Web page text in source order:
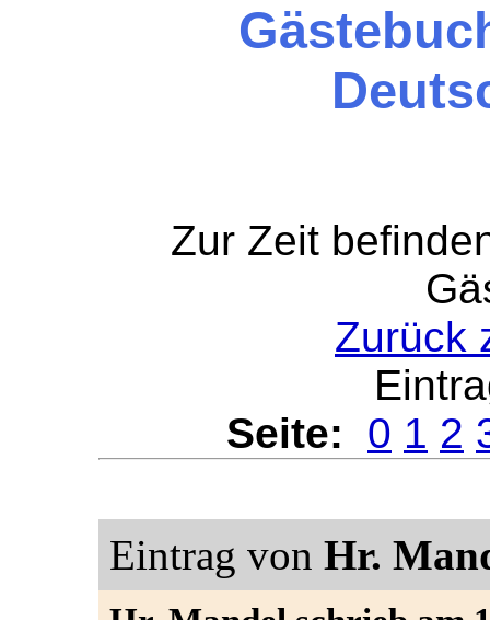
Zur Zeit
Zurück
Seite:
0 1 2
Eintrag von Hr.